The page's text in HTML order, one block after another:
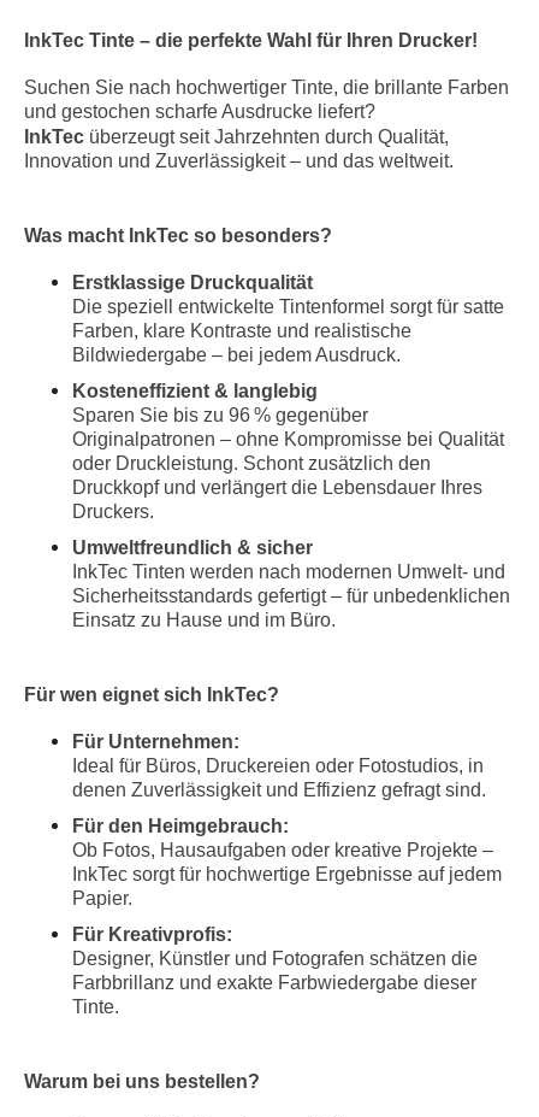
InkTec Tinte – die perfekte Wahl für Ihren Drucker!
Suchen Sie nach hochwertiger Tinte, die brillante Farben
und gestochen scharfe Ausdrucke liefert?
InkTec überzeugt seit Jahrzehnten durch Qualität,
Innovation und Zuverlässigkeit – und das weltweit.
Was macht InkTec so besonders?
Erstklassige Druckqualität
Die speziell entwickelte Tintenformel sorgt für satte
Farben, klare Kontraste und realistische
Bildwiedergabe – bei jedem Ausdruck.
Kosteneffizient & langlebig
Sparen Sie bis zu 96 % gegenüber
Originalpatronen – ohne Kompromisse bei Qualität
oder Druckleistung. Schont zusätzlich den
Druckkopf und verlängert die Lebensdauer Ihres
Druckers.
Umweltfreundlich & sicher
InkTec Tinten werden nach modernen Umwelt- und
Sicherheitsstandards gefertigt – für unbedenklichen
Einsatz zu Hause und im Büro.
Für wen eignet sich InkTec?
Für Unternehmen:
Ideal für Büros, Druckereien oder Fotostudios, in
denen Zuverlässigkeit und Effizienz gefragt sind.
Für den Heimgebrauch:
Ob Fotos, Hausaufgaben oder kreative Projekte –
InkTec sorgt für hochwertige Ergebnisse auf jedem
Papier.
Für Kreativprofis:
Designer, Künstler und Fotografen schätzen die
Farbbrillanz und exakte Farbwiedergabe dieser
Tinte.
Warum bei uns bestellen?